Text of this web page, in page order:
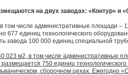
на двух заводах: «Контур» и
числе административные площади –
единиц технологического
100 000 единиц специальной
м2, в том числе административные
750 единиц технологического
сборочном цехах. Ежегодно